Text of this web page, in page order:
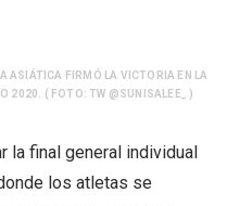
ASIÁTICA FIRMÓ LA VICTORIA EN LA
2020. ( FOTO: TW @SUNISALEE_ )
la final general individual
los atletas se